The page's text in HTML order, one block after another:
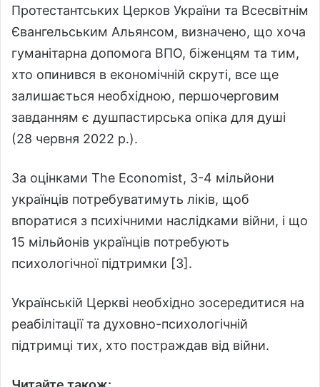
Протестантських Церков України та Всесвітнім
Євангельським Альянсом, визначено, що хоча
гуманітарна допомога ВПО, біженцям та тим,
хто опинився в економічній скруті, все ще
залишається необхідною, першочерговим
завданням є душпастирська опіка для душі
(28 червня 2022 р.).
За оцінками The Economist, 3-4 мільйони
українців потребуватимуть ліків, щоб
впоратися з психічними наслідками війни, і що
15 мільйонів українців потребують
психологічної підтримки [3].
Українській Церкві необхідно зосередитися на
реабілітації та духовно-психологічній
підтримці тих, хто постраждав від війни.